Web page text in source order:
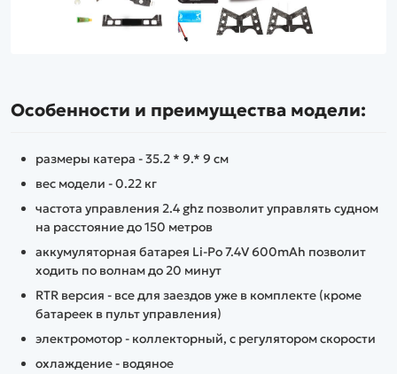
Особенности и преимущества модели:
размеры катера - 35.2 * 9.* 9 см
вес модели - 0.22 кг
частота управления 2.4 ghz позволит управлять судном
на расстояние до 150 метров
аккумуляторная батарея Li-Po 7.4V 600mAh позволит
ходить по волнам до 20 минут
RTR версия - все для заездов уже в комплекте (кроме
батареек в пульт управления)
электромотор - коллекторный, с регулятором скорости
охлаждение - водяное